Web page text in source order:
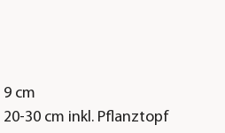
9 cm
20-30 cm inkl. Pflanztopf